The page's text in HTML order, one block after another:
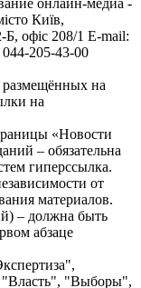
Київ,
офіс 208/1 E-mail:
205-43-00
на
на
«Новости
– обязательна
гиперссылка.
от
материалов.
– должна быть
абзаце
"Власть", "Выборы",